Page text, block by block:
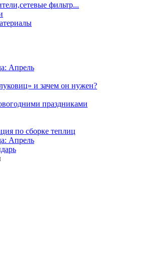
фильтр...
Апрель
и зачем он нужен?
праздниками
по сборке теплиц
Апрель